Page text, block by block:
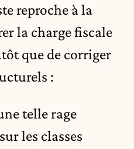
reproche à la
la charge fiscale
que de corriger
:
telle rage
les classes